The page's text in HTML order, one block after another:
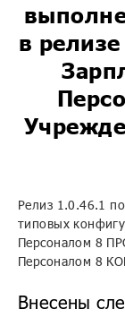
в
Релиз 1.0.46.1
типовых
Персоналом 8
Персоналом 8
Внесены